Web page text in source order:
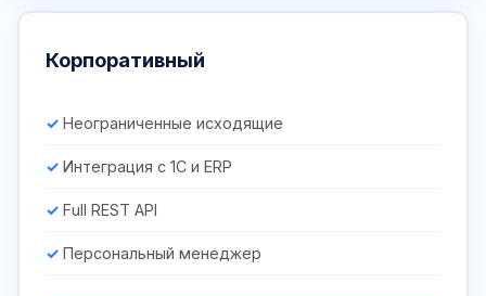
Корпоративный
Неограниченные исходящие
Интеграция с 1С и ERP
Full REST API
Персональный менеджер